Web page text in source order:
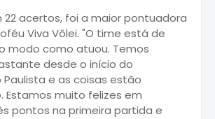
22 acertos, foi a maior pontuadora
Viva Vôlei. "O time está de
modo como atuou. Temos
desde o início do
e as coisas estão
Estamos muito felizes em
pontos na primeira partida e